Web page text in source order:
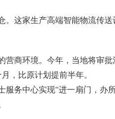
这家生产高端智能物流传送
商环境。今年，当地将审批
，比原计划提前半年。
务中心实现“进一扇门，办